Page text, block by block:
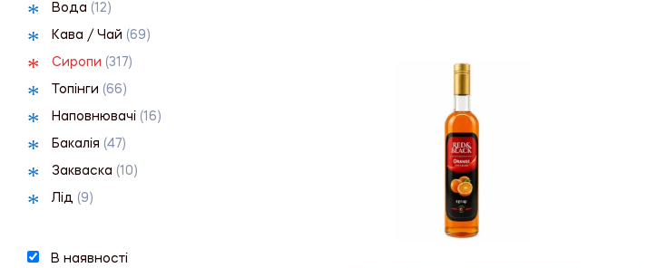
Вода (12)
Кава / Чай (69)
Сиропи (317)
Топінги (66)
Наповнювачі (16)
Бакалія (47)
Закваска (10)
Лід (9)
В наявності